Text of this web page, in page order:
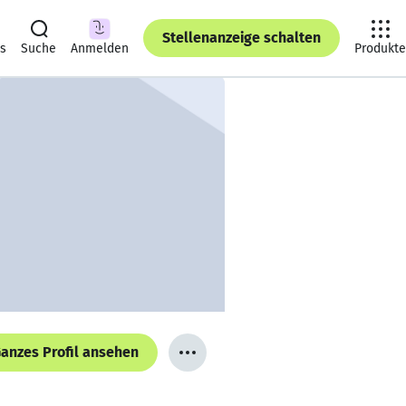
Suche Anmelden
Stellenanzeige schalten
Produkte
Profil ansehen